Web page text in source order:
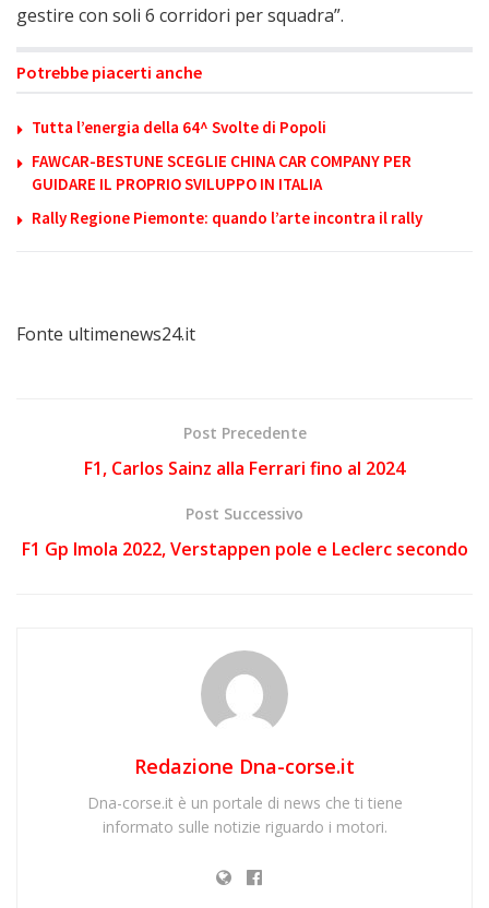
gestire con soli 6 corridori per squadra”.
Potrebbe piacerti anche
Tutta l’energia della 64^ Svolte di Popoli
FAWCAR-BESTUNE SCEGLIE CHINA CAR COMPANY PER
GUIDARE IL PROPRIO SVILUPPO IN ITALIA
Rally Regione Piemonte: quando l’arte incontra il rally
Fonte ultimenews24.it
Post Precedente
F1, Carlos Sainz alla Ferrari fino al 2024
Post Successivo
F1 Gp Imola 2022, Verstappen pole e Leclerc secondo
Redazione Dna-corse.it
Dna-corse.it è un portale di news che ti tiene
informato sulle notizie riguardo i motori.